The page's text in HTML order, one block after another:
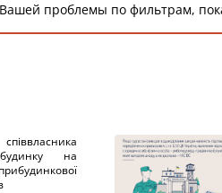
проблемы по фильтрам,
будинку на